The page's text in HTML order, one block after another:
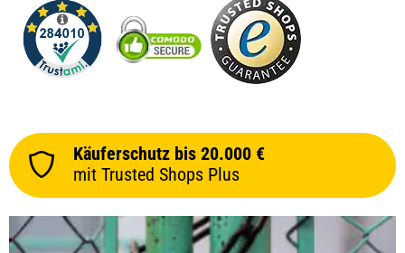
Käuferschutz bis 20.000 €
mit Trusted Shops Plus